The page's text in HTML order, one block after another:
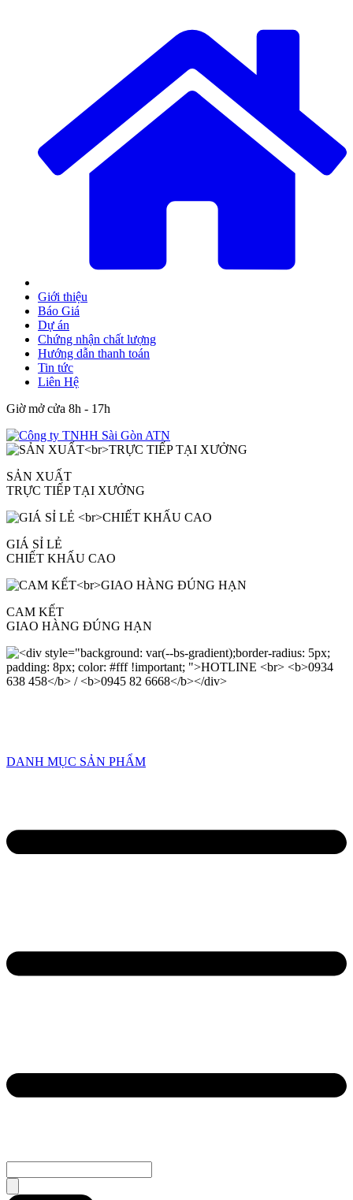
Giới thiệu
Báo Giá
Dự án
Chứng nhận chất lượng
Hướng dẫn thanh toán
Tin tức
Liên Hệ
Giờ mở cửa 8h - 17h
SẢN XUẤT
TRỰC TIẾP TẠI XƯỞNG
GIÁ SỈ LẺ
CHIẾT KHẤU CAO
CAM KẾT
GIAO HÀNG ĐÚNG HẠN
DANH MỤC SẢN PHẨM